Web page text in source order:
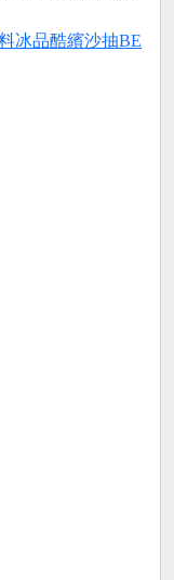
冰品酷繽沙抽BE